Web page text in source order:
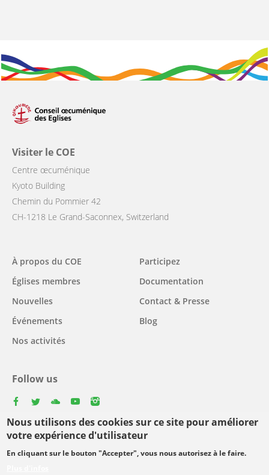
Nous utilisons des cookies sur ce site pour améliorer
votre expérience d'utilisateur
En cliquant sur le bouton "Accepter", vous nous autorisez à le faire.
Visiter le COE
Centre œcuménique
Kyoto Building
Chemin du Pommier 42
CH-1218 Le Grand-Saconnex, Switzerland
Main
navigation
À propos du COE
Églises membres
Nouvelles
Événements
Nos activités
Participez
Documentation
Contact & Presse
Blog
Follow us
Select
your
Footer